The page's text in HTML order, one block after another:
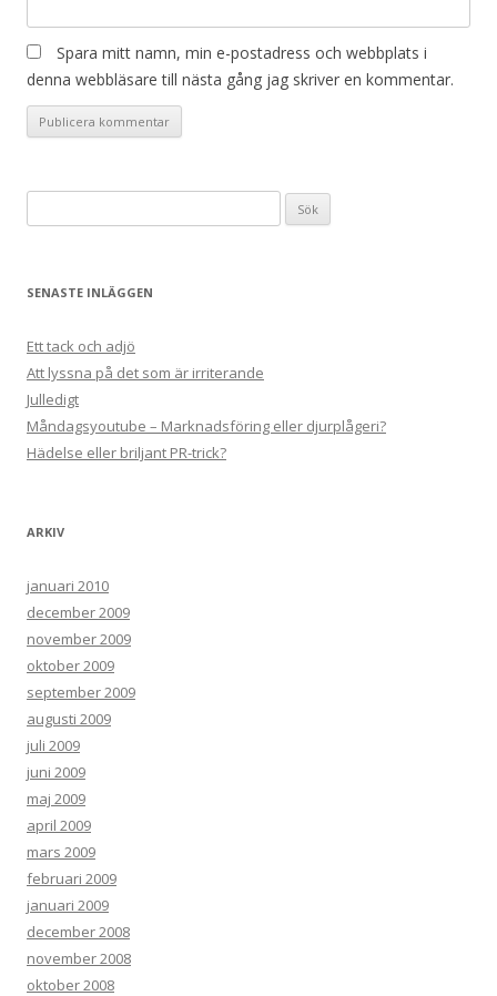
Spara mitt namn, min e-postadress och webbplats i
denna webbläsare till nästa gång jag skriver en kommentar.
efter:
SENASTE INLÄGGEN
Ett tack och adjö
Att lyssna på det som är irriterande
Julledigt
Måndagsyoutube – Marknadsföring eller djurplågeri?
Hädelse eller briljant PR-trick?
ARKIV
januari 2010
december 2009
november 2009
oktober 2009
september 2009
augusti 2009
juli 2009
juni 2009
maj 2009
april 2009
mars 2009
februari 2009
januari 2009
december 2008
november 2008
oktober 2008